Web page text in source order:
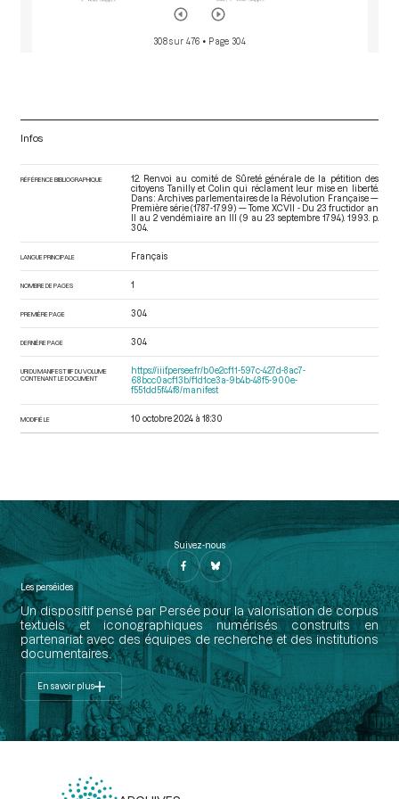
308 sur 476 • Page 304
Infos
RÉFÉRENCE BIBLIOGRAPHIQUE
12. Renvoi au comité de Sûreté générale de la pétition des
citoyens Tanilly et Colin qui réclament leur mise en liberté.
Dans : Archives parlementaires de la Révolution Française —
Première série (1787-1799) — Tome XCVII - Du 23 fructidor an
II au 2 vendémiaire an III (9 au 23 septembre 1794). 1993. p.
304.
LANGUE PRINCIPALE Français
NOMBRE DE PAGES 1
PREMIÈRE PAGE 304
DERNIÈRE PAGE 304
URI DU MANIFEST IIIF DU VOLUME
CONTENANT LE DOCUMENT
https://iiif.persee.fr/b0e2cf11-597c-427d-8ac7-
68bcc0acf13b/f1d1ce3a-9b4b-48f5-900e-
f551dd5f44f8/manifest
MODIFIÉ LE 10 octobre 2024 à 18:30
Suivez-nous
Les perséides
Un dispositif pensé par Persée pour la valorisation de corpus
textuels et iconographiques numérisés construits en
partenariat avec des équipes de recherche et des institutions
documentaires.
En savoir plus